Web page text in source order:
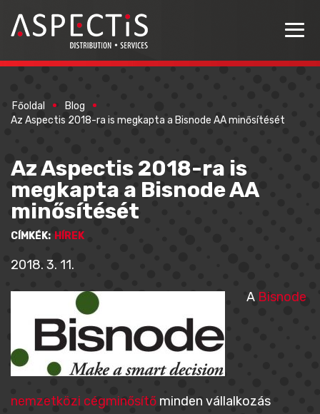
Főoldal
Blog
Az Aspectis 2018-ra is megkapta a Bisnode AA minősítését
Az Aspectis 2018-ra is
megkapta a Bisnode AA
minősítését
CÍMKÉK: HÍREK
2018. 3. 11.
A Bisnode
nemzetközi cégminősítő minden vállalkozás